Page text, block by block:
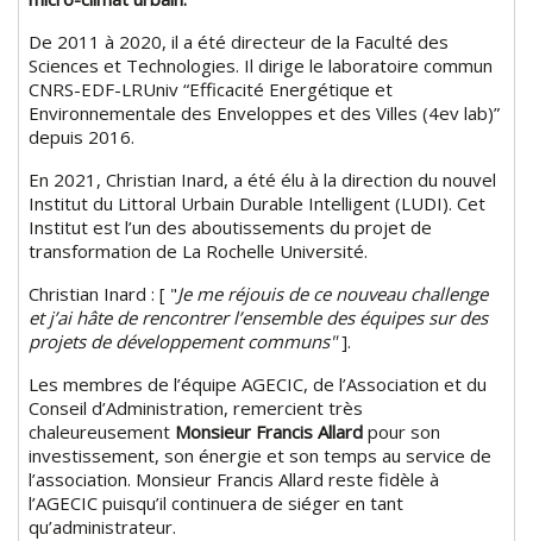
De 2011 à 2020, il a été directeur de la Faculté des
Sciences et Technologies. Il dirige le laboratoire commun
CNRS-EDF-LRUniv “Efficacité Energétique et
Environnementale des Enveloppes et des Villes (4ev lab)”
depuis 2016.
En 2021, Christian Inard, a été élu à la direction du nouvel
Institut du Littoral Urbain Durable Intelligent (LUDI). Cet
Institut est l’un des aboutissements du projet de
transformation de La Rochelle Université.
Christian Inard : [ "Je me réjouis de ce nouveau challenge
et j’ai hâte de rencontrer l’ensemble des équipes sur des
projets de développement communs"].
Les membres de l’équipe AGECIC, de l’Association et du
Conseil d’Administration, remercient très
chaleureusement Monsieur Francis Allard pour son
investissement, son énergie et son temps au service de
l’association. Monsieur Francis Allard reste fidèle à
l’AGECIC puisqu’il continuera de siéger en tant
qu’administrateur.